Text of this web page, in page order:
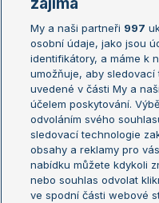
Žebříček ATP (muži)
Žebříček WTA (ženy)
Sázkařský žebříček
Aktualní trendy
Fotbalové přestupy
My a naši partneři 997
osobní údaje, jako jsou
identifikátory, a máme k
umožňuje, aby
uvedené v části My a
účelem poskytování.
odvoláním svého
sledovací technologie
obsahy a reklamy pro
nabídku můžete kdykoli
nebo souhlas odvolat
ve spodní části webové